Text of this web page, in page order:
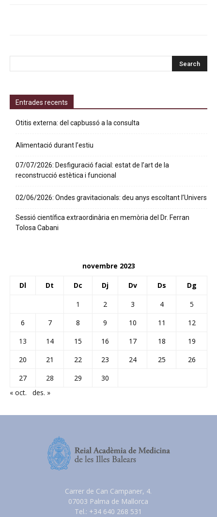
Entrades recents
Otitis externa: del capbussó a la consulta
Alimentació durant l’estiu
07/07/2026: Desfiguració facial: estat de l’art de la
reconstrucció estètica i funcional
02/06/2026: Ondes gravitacionals: deu anys escoltant l’Univers
Sessió científica extraordinària en memòria del Dr. Ferran
Tolosa Cabani
novembre 2023
Dl Dt Dc Dj Dv Ds Dg
1 2 3 4
5
6
7 8 9 10 11
12
13
14 15 16 17 18
19
20
21 22 23 24 25
26
27
28 29
30
« oct.
des. »
Carrer de Can Campaner, 4.
07003 Palma de Mallorca
Tel.: +34 640 268 531